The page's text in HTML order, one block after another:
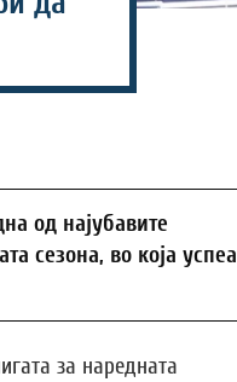
од најубавите
сезона, во која успеа
за наредната